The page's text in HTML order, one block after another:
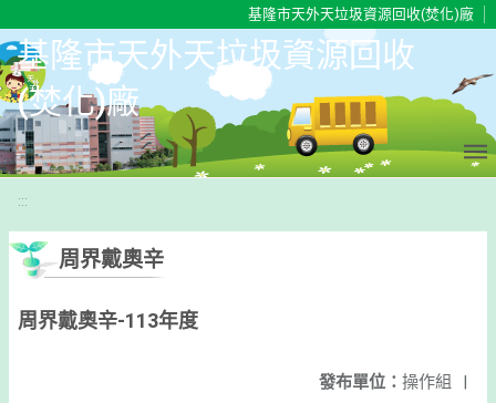
基隆市天外天垃圾資源回收(焚化)廠
基隆市天外天垃圾資源回收
(焚化)廠
:::
周界戴奧辛
周界戴奧辛-113年度
發布單位： 操作組 |